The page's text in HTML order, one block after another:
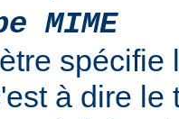
MIME
spécifie
à dire le